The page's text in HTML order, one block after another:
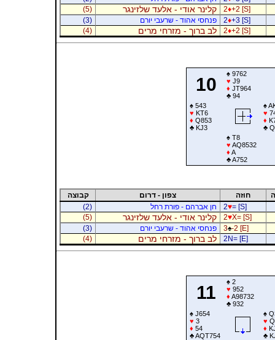
2♦+2 [S] קלינר אודי - אלעד שלזינגר
(5)
2♦+3 [S] פנחסי אהוד - שרעבי יורם
(3)
2♦+2 [S] לב ברוך - מזרחי מרים (4)
10
♠9762
♥ J9
♦ JT964
♣94
♠543
♥ KT6
♦ Q853
♣KJ3
♠
♥
♦
♣
♠T8
♥ AQ8532
♦ A
♣A752
חוזה צפון - דרום
קבוצה
2♥= [S] חן אברהם - פורת רחל
(2)
2♥X= [S] קלינר אודי - אלעד שלזינגר
(5)
3♠-2 [E] פנחסי אהוד - שרעבי יורם
(3)
2N= [E]
לב ברוך - מזרחי מרים (4)
11
♠2
♥ 952
♦ A98732
♣932
♠J654
♥ 3
♦ 54
♣AQT754
♠
♥
♦
♣